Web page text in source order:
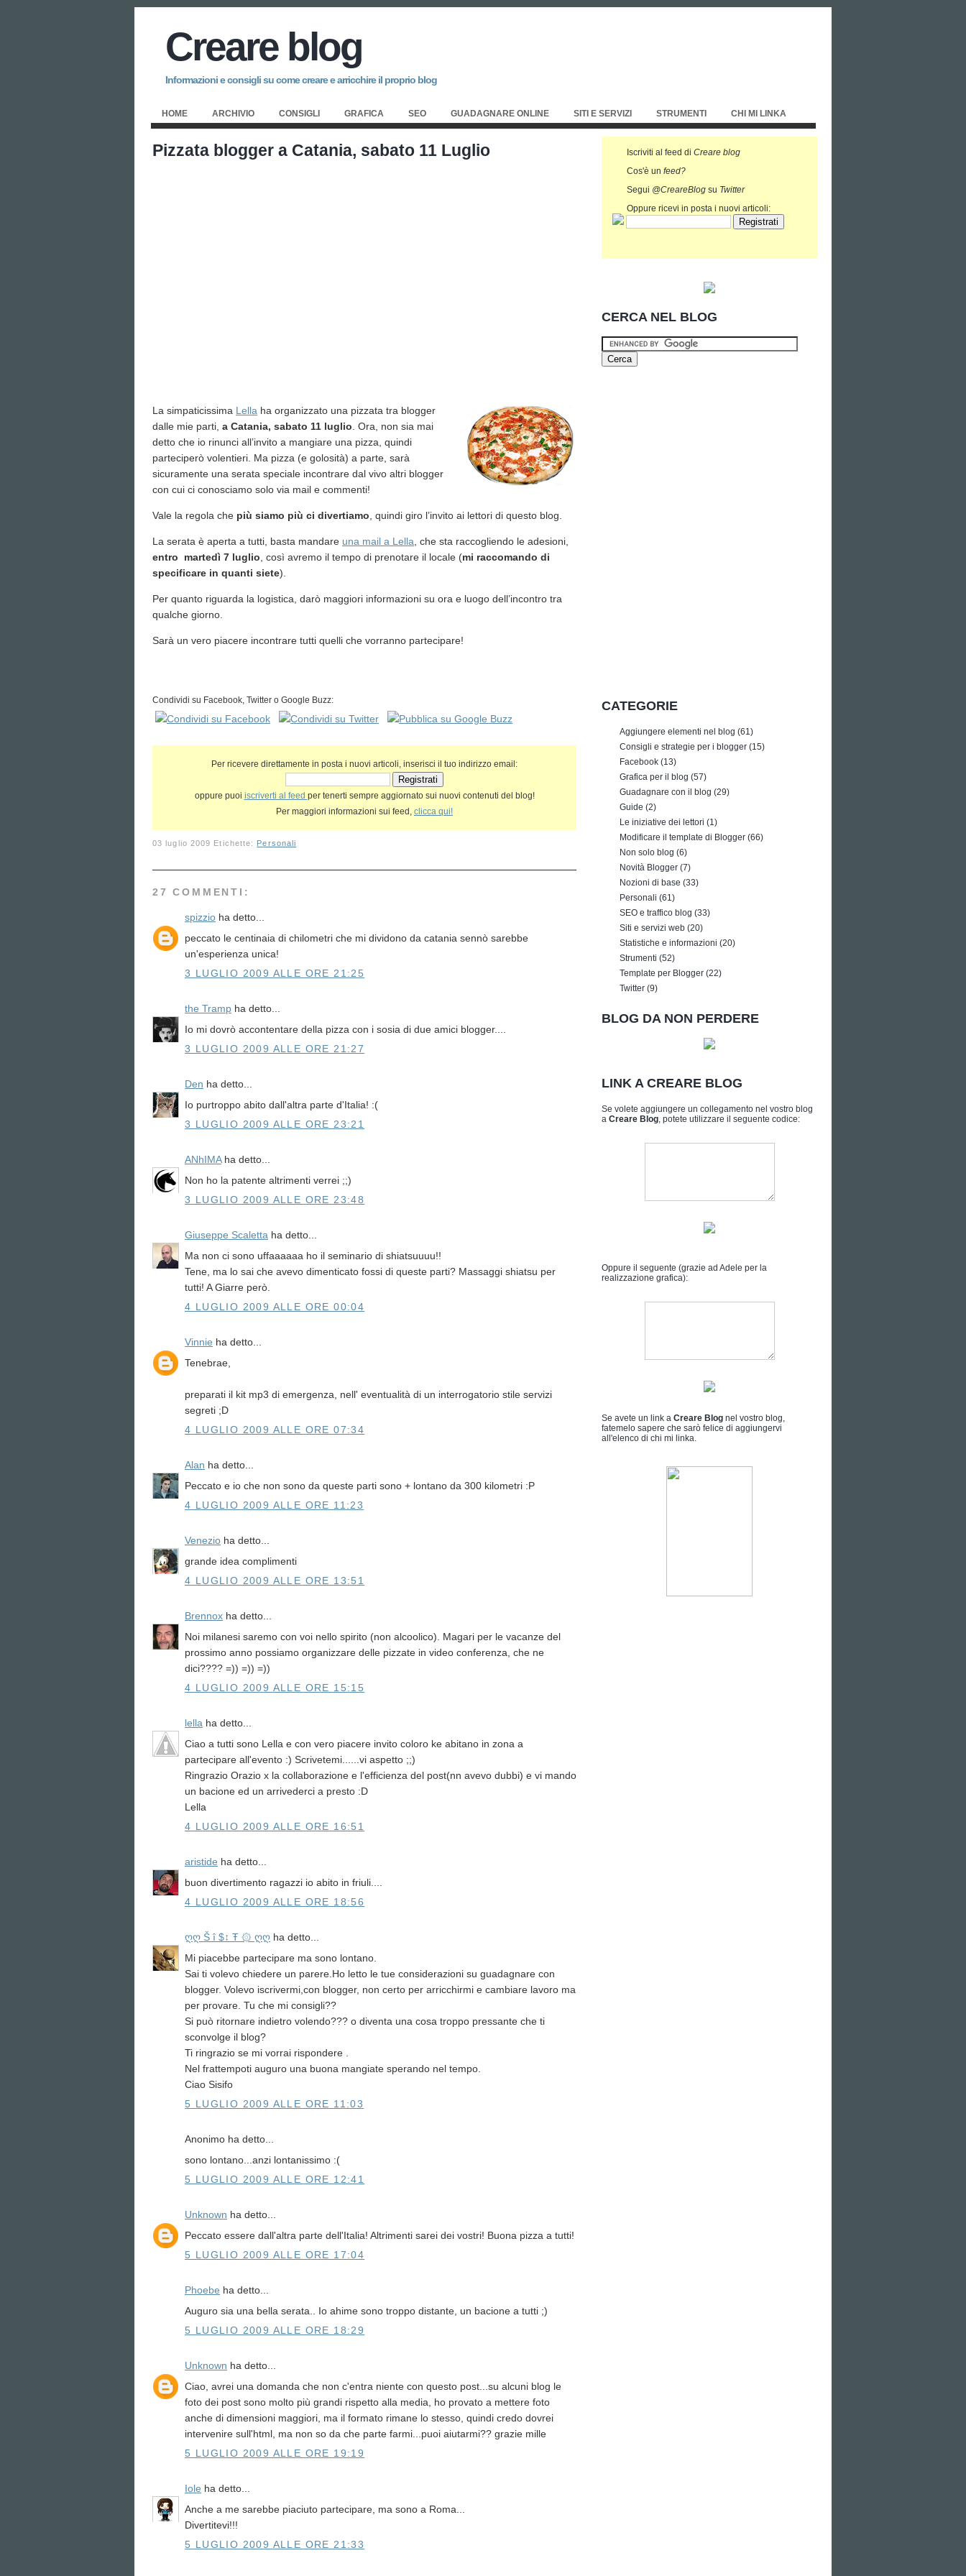
Creare blog
Informazioni e consigli su come creare e arricchire il proprio blog
HOME ARCHIVIO CONSIGLI GRAFICA SEO GUADAGNARE ONLINE SITI E SERVIZI STRUMENTI CHI MI LINKA
Pizzata blogger a Catania, sabato 11 Luglio
La simpaticissima Lella ha organizzato una pizzata tra blogger
dalle mie parti, a Catania, sabato 11 luglio . Ora, non sia mai
detto che io rinunci all’invito a mangiare una pizza, quindi
parteciperò volentieri. Ma pizza (e golosità) a parte, sarà
sicuramente una serata speciale incontrare dal vivo altri blogger
con cui ci conosciamo solo via mail e commenti!
Vale la regola che più siamo più ci divertiamo , quindi giro l’invito ai lettori di questo blog.
La serata è aperta a tutti, basta mandare una mail a Lella , che sta raccogliendo le adesioni,
entro martedì 7 luglio , così avremo il tempo di prenotare il locale (mi raccomando di
specificare in quanti siete).
Per quanto riguarda la logistica, darò maggiori informazioni su ora e luogo dell’incontro tra
qualche giorno.
Sarà un vero piacere incontrare tutti quelli che vorranno partecipare!
Condividi su Facebook, Twitter o Google Buzz:
Per ricevere direttamente in posta i nuovi articoli, inserisci il tuo indirizzo email:
oppure puoi iscriverti al feed per tenerti sempre aggiornato sui nuovi contenuti del blog!
Per maggiori informazioni sui feed, clicca qui!
03 luglio 2009 Etichette: Personali
27 COMMENTI:
spizzio ha detto...
peccato le centinaia di chilometri che mi dividono da catania sennò sarebbe
un'esperienza unica!
3 LUGLIO 2009 ALLE ORE 21:25
the Tramp ha detto...
Io mi dovrò accontentare della pizza con i sosia di due amici blogger....
3 LUGLIO 2009 ALLE ORE 21:27
Den ha detto...
Io purtroppo abito dall'altra parte d'Italia! :(
3 LUGLIO 2009 ALLE ORE 23:21
ANhIMAha detto...
Non ho la patente altrimenti verrei ;;)
3 LUGLIO 2009 ALLE ORE 23:48
Giuseppe Scaletta ha detto...
Ma non ci sono uffaaaaaa ho il seminario di shiatsuuuu!!
Tene, ma lo sai che avevo dimenticato fossi di queste parti? Massaggi shiatsu per
tutti! A Giarre però.
4 LUGLIO 2009 ALLE ORE 00:04
Vinnie ha detto...
Tenebrae,
preparati il kit mp3 di emergenza, nell' eventualità di un interrogatorio stile servizi
segreti ;D
4 LUGLIO 2009 ALLE ORE 07:34
Alan ha detto...
Peccato e io che non sono da queste parti sono + lontano da 300 kilometri :P
4 LUGLIO 2009 ALLE ORE 11:23
Venezio ha detto...
grande idea complimenti
4 LUGLIO 2009 ALLE ORE 13:51
Brennox ha detto...
Noi milanesi saremo con voi nello spirito (non alcoolico). Magari per le vacanze del
prossimo anno possiamo organizzare delle pizzate in video conferenza, che ne
dici???? =)) =)) =))
4 LUGLIO 2009 ALLE ORE 15:15
lella ha detto...
Ciao a tutti sono Lella e con vero piacere invito coloro ke abitano in zona a
partecipare all'evento :) Scrivetemi......vi aspetto ;;)
Ringrazio Orazio x la collaborazione e l'efficienza del post(nn avevo dubbi) e vi mando
un bacione ed un arrivederci a presto :D
Lella
4 LUGLIO 2009 ALLE ORE 16:51
aristide ha detto...
buon divertimento ragazzi io abito in friuli....
4 LUGLIO 2009 ALLE ORE 18:56
ღღ Š î $↕ Ŧ ۞ ღღ ha detto...
Mi piacebbe partecipare ma sono lontano.
Sai ti volevo chiedere un parere.Ho letto le tue considerazioni su guadagnare con
blogger. Volevo iscrivermi,con blogger, non certo per arricchirmi e cambiare lavoro ma
per provare. Tu che mi consigli??
Si può ritornare indietro volendo??? o diventa una cosa troppo pressante che ti
sconvolge il blog?
Ti ringrazio se mi vorrai rispondere .
Nel frattempoti auguro una buona mangiate sperando nel tempo.
Ciao Sisifo
5 LUGLIO 2009 ALLE ORE 11:03
Anonimo ha detto...
sono lontano...anzi lontanissimo :(
5 LUGLIO 2009 ALLE ORE 12:41
Unknown ha detto...
Peccato essere dall'altra parte dell'Italia! Altrimenti sarei dei vostri! Buona pizza a tutti!
5 LUGLIO 2009 ALLE ORE 17:04
Phoebe ha detto...
Auguro sia una bella serata.. Io ahime sono troppo distante, un bacione a tutti ;)
5 LUGLIO 2009 ALLE ORE 18:29
Unknown ha detto...
Ciao, avrei una domanda che non c'entra niente con questo post...su alcuni blog le
foto dei post sono molto più grandi rispetto alla media, ho provato a mettere foto
anche di dimensioni maggiori, ma il formato rimane lo stesso, quindi credo dovrei
intervenire sull'html, ma non so da che parte farmi...puoi aiutarmi?? grazie mille
5 LUGLIO 2009 ALLE ORE 19:19
Iole ha detto...
Anche a me sarebbe piaciuto partecipare, ma sono a Roma...
Divertitevi!!!
5 LUGLIO 2009 ALLE ORE 21:33
Iscriviti al feed di Creare blog
Cos'è un feed?
Segui @CreareBlog su Twitter
Oppure ricevi in posta i nuovi articoli:
CERCA NEL BLOG
CATEGORIE
Aggiungere elementi nel blog (61)
Consigli e strategie per i blogger (15)
Facebook (13)
Grafica per il blog (57)
Guadagnare con il blog (29)
Guide (2)
Le iniziative dei lettori (1)
Modificare il template di Blogger (66)
Non solo blog (6)
Novità Blogger (7)
Nozioni di base (33)
Personali (61)
SEO e traffico blog (33)
Siti e servizi web (20)
Statistiche e informazioni (20)
Strumenti (52)
Template per Blogger (22)
Twitter (9)
BLOG DA NON PERDERE
LINK A CREARE BLOG
Se volete aggiungere un collegamento nel vostro blog
a Creare Blog, potete utilizzare il seguente codice:
Oppure il seguente (grazie ad Adele per la
realizzazione grafica):
Se avete un link a Creare Blog nel vostro blog,
fatemelo sapere che sarò felice di aggiungervi
all'elenco di chi mi linka.